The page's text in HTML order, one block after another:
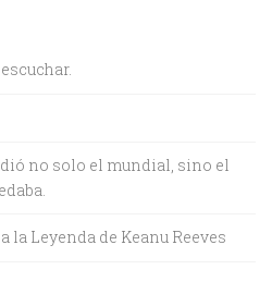
no solo el mundial, sino el
la Leyenda de Keanu Reeves